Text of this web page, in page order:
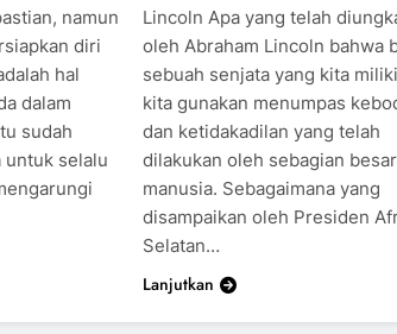
namun
diri
hal
dalam
sudah
untuk selalu
Lincoln Apa yang telah
oleh Abraham Lincoln bahwa
sebuah senjata yang kita
kita gunakan menumpas
dan ketidakadilan yang telah
dilakukan oleh sebagian
manusia. Sebagaimana yang
disampaikan oleh Presiden
Selatan…
Lanjutkan